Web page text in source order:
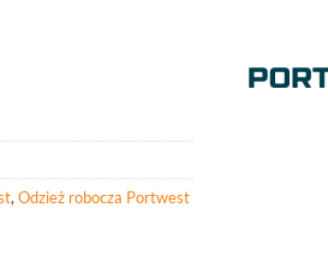
, Odzież robocza Portwest